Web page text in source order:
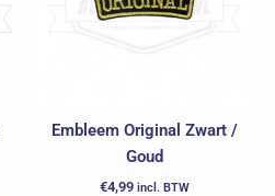
Embleem Original Zwart /
Goud
€4,99 incl. BTW